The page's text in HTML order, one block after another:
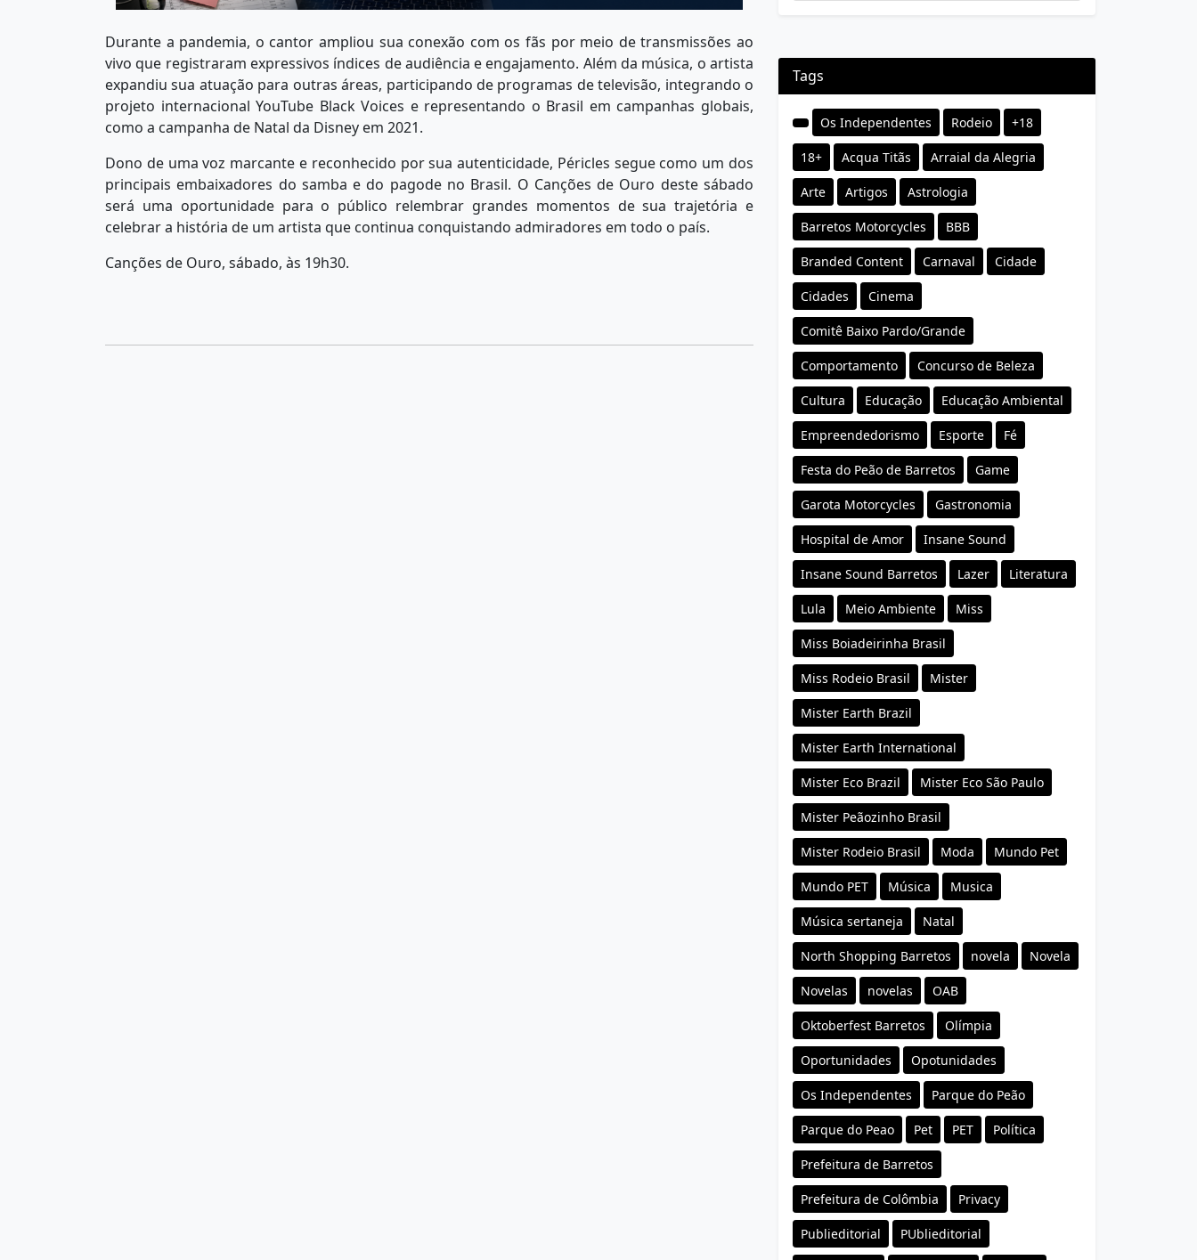
Durante a pandemia, o cantor ampliou sua conexão com os fãs por meio de transmissões ao
vivo que registraram expressivos índices de audiência e engajamento. Além da música, o artista
expandiu sua atuação para outras áreas, participando de programas de televisão, integrando o
projeto internacional YouTube Black Voices e representando o Brasil em campanhas globais,
como a campanha de Natal da Disney em 2021.
Dono de uma voz marcante e reconhecido por sua autenticidade, Péricles segue como um dos
principais embaixadores do samba e do pagode no Brasil. O Canções de Ouro deste sábado
será uma oportunidade para o público relembrar grandes momentos de sua trajetória e
celebrar a história de um artista que continua conquistando admiradores em todo o país.
Canções de Ouro, sábado, às 19h30.
Tags
Os Independentes Rodeio +18
18+ Acqua Titãs Arraial da Alegria
Arte Artigos Astrologia
Barretos Motorcycles BBB
Branded Content Carnaval Cidade
Cidades Cinema
Comitê Baixo Pardo/Grande
Comportamento Concurso de Beleza
Cultura Educação Educação Ambiental
Empreendedorismo Esporte Fé
Festa do Peão de Barretos Game
Garota Motorcycles Gastronomia
Hospital de Amor Insane Sound
Insane Sound Barretos Lazer Literatura
Lula Meio Ambiente Miss
Miss Boiadeirinha Brasil
Miss Rodeio Brasil Mister
Mister Earth Brazil
Mister Earth International
Mister Eco Brazil Mister Eco São Paulo
Mister Peãozinho Brasil
Mister Rodeio Brasil Moda Mundo Pet
Mundo PET Música Musica
Música sertaneja Natal
North Shopping Barretos novela Novela
Novelas novelas OAB
Oktoberfest Barretos Olímpia
Oportunidades Opotunidades
Os Independentes Parque do Peão
Parque do Peao Pet PET Política
Prefeitura de Barretos
Prefeitura de Colômbia Privacy
Publieditorial PUblieditorial